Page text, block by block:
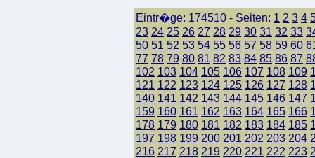
Eintr�ge: 174510 - Seiten: 1 2 3 4
23 24 25 26 27 28 29 30 31 32 33
50 51 52 53 54 55 56 57 58 59 60
77 78 79 80 81 82 83 84 85 86 87
102 103 104 105 106 107 108 109
121 122 123 124 125 126 127 128
140 141 142 143 144 145 146 147
159 160 161 162 163 164 165 166
178 179 180 181 182 183 184 185
197 198 199 200 201 202 203 204
216 217 218 219 220 221 222 223